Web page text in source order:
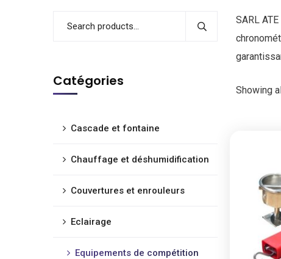
SARL
Showing
Catégories
Cascade et fontaine
Chauffage et déshumidification
Couvertures et enrouleurs
Eclairage
Equipements de compétition